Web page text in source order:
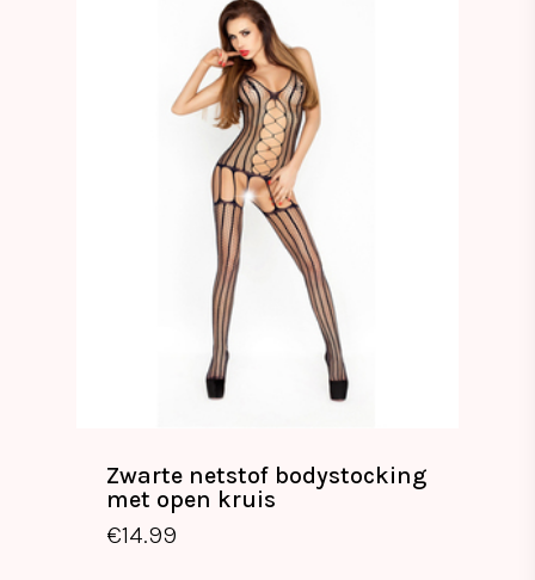
Zwarte netstof bodystocking
met open kruis
€14.99
€14.99